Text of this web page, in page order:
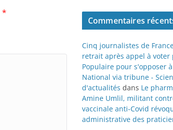
*
Commentaires
Cinq journalistes de
retrait après appel à voter
Populaire pour s'opposer
National via tribune -
d'actualités dans Le
Amine Umlil, militant
vaccinale anti-Covid
administrative des